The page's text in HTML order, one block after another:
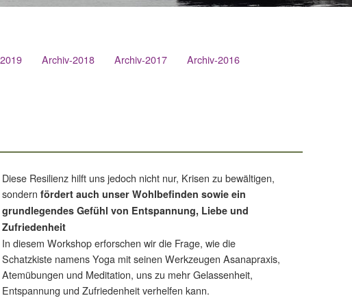
Archiv-2018 Archiv-2017 Archiv-2016
Diese Resilienz hilft uns jedoch nicht nur, Krisen zu bewältigen,
sondern fördert auch unser Wohlbefinden sowie ein
grundlegendes Gefühl von Entspannung, Liebe und
Zufriedenheit
In diesem Workshop erforschen wir die Frage, wie die
Schatzkiste namens Yoga mit seinen Werkzeugen Asanapraxis,
Atemübungen und Meditation, uns zu mehr Gelassenheit,
Entspannung und Zufriedenheit verhelfen kann.